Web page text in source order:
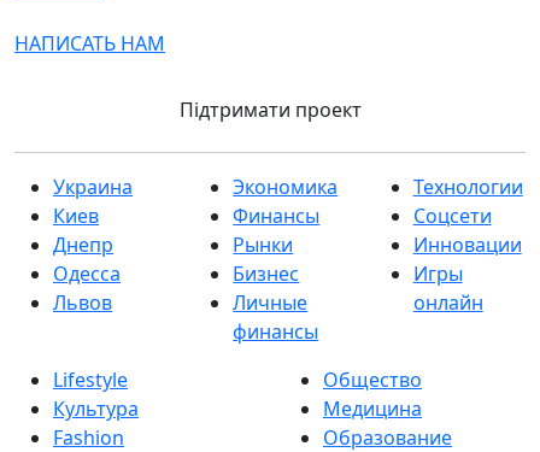
НАПИСАТЬ НАМ
Підтримати проект
Украина
Киев
Днепр
Одесса
Львов
Экономика
Финансы
Рынки
Бизнес
Личные
финансы
Технологии
Соцсети
Инновации
Игры
онлайн
Lifestyle
Культура
Fashion
Общество
Медицина
Образование